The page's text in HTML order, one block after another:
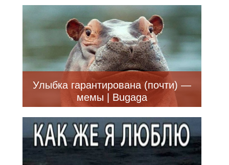
Улыбка гарантирована (почти) —
мемы | Bugaga